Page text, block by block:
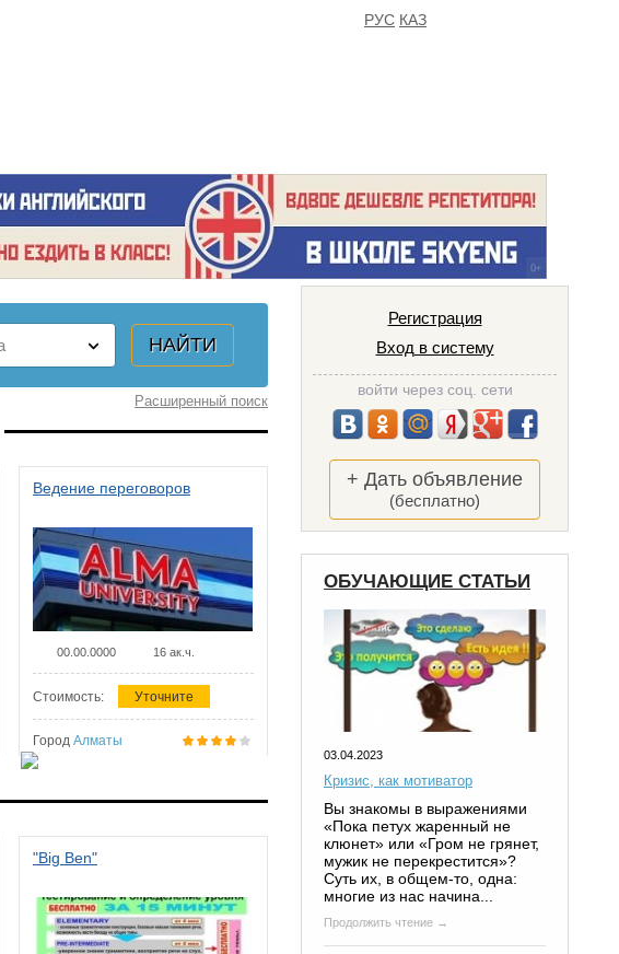
РУС КАЗ
Расширенный поиск
Ведение переговоров
00.00.0000 16 ак.ч.
Стоимость: Уточните
Город Алматы
"Big Ben"
Регистрация
Вход в систему
войти через соц. сети
+ Дать объявление
(бесплатно)
ОБУЧАЮЩИЕ СТАТЬИ
03.04.2023
Кризис, как мотиватор
Вы знакомы в выражениями
«Пока петух жаренный не
клюнет» или «Гром не грянет,
мужик не перекрестится»?
Суть их, в общем-то, одна:
многие из нас начина...
Продолжить чтение →